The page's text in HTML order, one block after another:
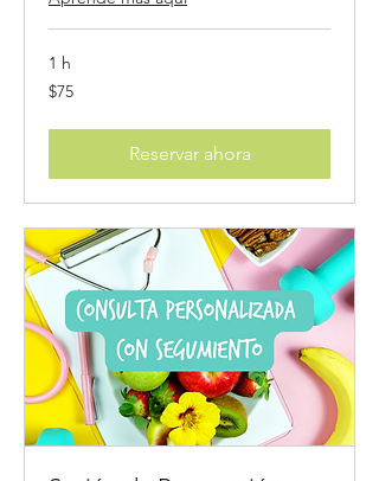
1 h
75
US
$75
Reservar ahora